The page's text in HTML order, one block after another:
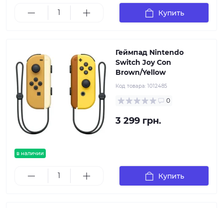
Купить
в наличии
Геймпад Nintendo
Switch Joy Con
Brown/Yellow
Код товара: 1012485
0
3 299 грн.
Купить